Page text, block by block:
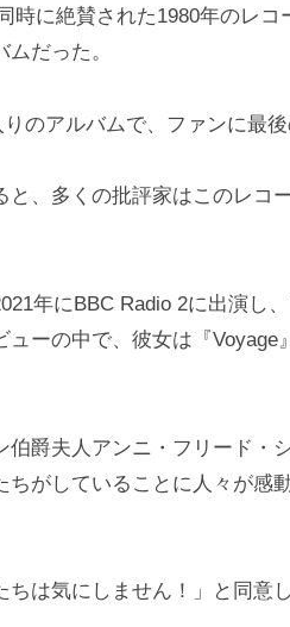
時に絶賛された1980年のレ
だった。
のアルバムで、ファンに最後
と、多くの批評家はこのレコ
年にBBC Radio 2に出演し
ューの中で、彼女は『
爵夫人アンニ・フリード・
ちがしていることに人々が感
は気にしません！」と同意し